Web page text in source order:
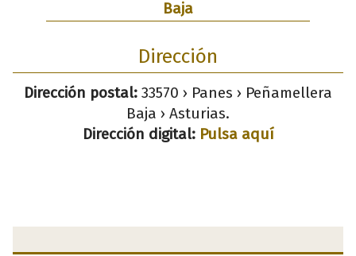
Baja
Dirección
Dirección postal: 33570 › Panes › Peñamellera
Baja › Asturias.
Dirección digital: Pulsa aquí